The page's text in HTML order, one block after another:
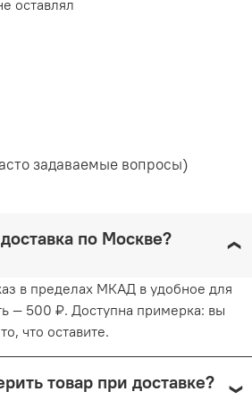
Любое отбеливание
сушку. Придерживаясь
оставлял
задаваемые вопросы)
по Москве?
в пределах МКАД в удобное для
— 500 ₽. Доступна примерка: вы
что оставите.
товар при доставке?